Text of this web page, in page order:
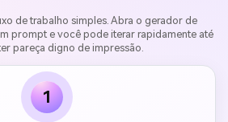
de trabalho simples. Abra o gerador de
prompt e você pode iterar rapidamente até
pareça digno de impressão.
1